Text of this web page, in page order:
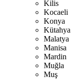
Kilis
Kocaeli
Konya
Kütahya
Malatya
Manisa
Mardin
Muğla
Muş